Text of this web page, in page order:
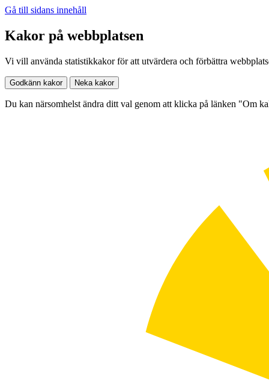
Gå till sidans innehåll
Kakor på webbplatsen
Vi vill använda statistikkakor för att utvärdera och förbättra
Godkänn kakor Neka kakor
Du kan närsomhelst ändra ditt val genom att klicka på länken "Om